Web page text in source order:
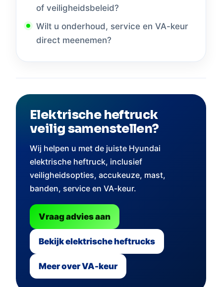
of veiligheidsbeleid?
Wilt u onderhoud, service en VA-keur
direct meenemen?
Elektrische heftruck
veilig samenstellen?
Wij helpen u met de juiste Hyundai
elektrische heftruck, inclusief
veiligheidsopties, accukeuze, mast,
banden, service en VA-keur.
Vraag advies aan
Bekijk elektrische heftrucks
Meer over VA-keur